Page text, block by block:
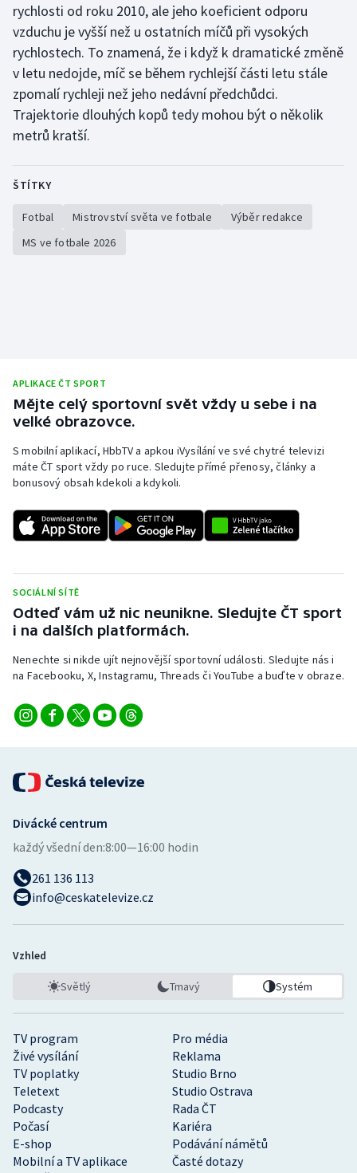
rychlosti od roku 2010, ale jeho koeficient odporu
vzduchu je vyšší než u ostatních míčů při vysokých
rychlostech. To znamená, že i když k dramatické změně
v letu nedojde, míč se během rychlejší části letu stále
zpomalí rychleji než jeho nedávní předchůdci.
Trajektorie dlouhých kopů tedy mohou být o několik
metrů kratší.
ŠTÍTKY
Fotbal Mistrovství světa ve fotbale
Výběr redakce
MS ve fotbale 2026
APLIKACE ČT SPORT
Mějte celý sportovní svět vždy u sebe i na
velké obrazovce.
S mobilní aplikací, HbbTV a apkou iVysílání ve své chytré televizi
máte ČT sport vždy po ruce. Sledujte přímé přenosy, články a
bonusový obsah kdekoli a kdykoli.
SOCIÁLNÍ SÍTĚ
Odteď vám už nic neunikne. Sledujte ČT sport
i na dalších platformách.
Nenechte si nikde ujít nejnovější sportovní události. Sledujte nás i
na Facebooku, X, Instagramu, Threads či YouTube a buďte v obraze.
TV program
Pro média
Živé vysílání
Reklama
TV poplatky
Studio Brno
Teletext
Studio Ostrava
Podcasty
Rada ČT
Počasí
Kariéra
E-shop
Podávání námětů
Mobilní a TV aplikace
Časté dotazy
Divácké centrum
každý všední den:8:00—16:00 hodin
261 136 113
info@ceskatelevize.cz
Vzhled
Světlý Tmavý Systém